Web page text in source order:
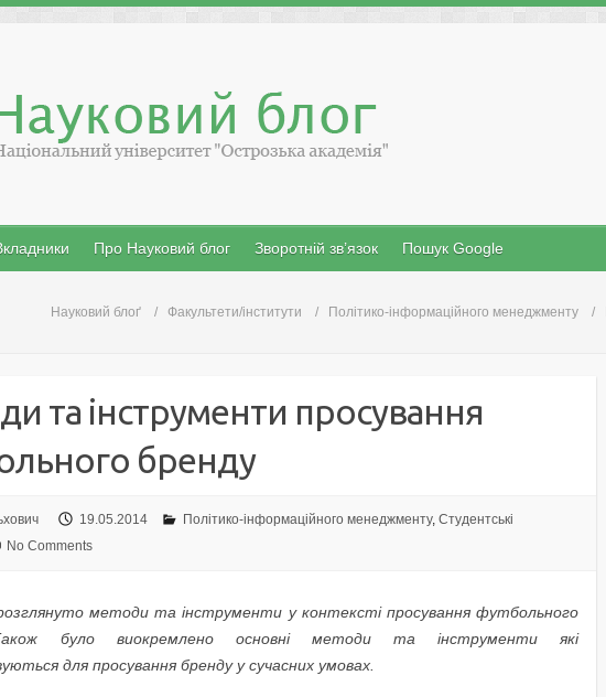
Про Науковий блог Зворотній зв’язок Пошук Google
Науковий блоґ Факультети/інститути Політико-інформаційного менеджменту
та інструменти просування
бренду
19.05.2014 Політико-інформаційного менеджменту, Студентські
No Comments
методи та інструменти у контексті просування футбольного
було виокремлено основні методи та інструменти які
для просування бренду у сучасних умовах.